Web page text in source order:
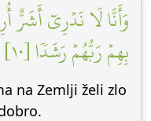
وَأَنَّا لَا نَدۡرِيٓ أَشَرٌّ
بِهِمۡ رَبُّهُمۡ رَشَدٗا [١٠]
na Zemlji želi zlo